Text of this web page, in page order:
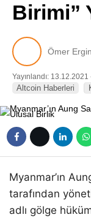
Birimi”
Ömer Ergin
Yayınlandı: 13.12.2021
Altcoin Haberleri
Myanmar’ın
tarafından
adlı gölge